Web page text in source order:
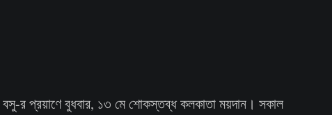
র প্রয়াণে বুধবার, ১৩ মে শোকস্তব্ধ কলকাতা ময়দান। সকাল